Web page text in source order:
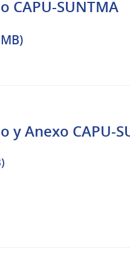
CAPU-SUNTMA
y Anexo CAPU-